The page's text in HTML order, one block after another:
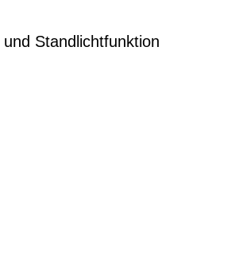
Standlichtfunktion